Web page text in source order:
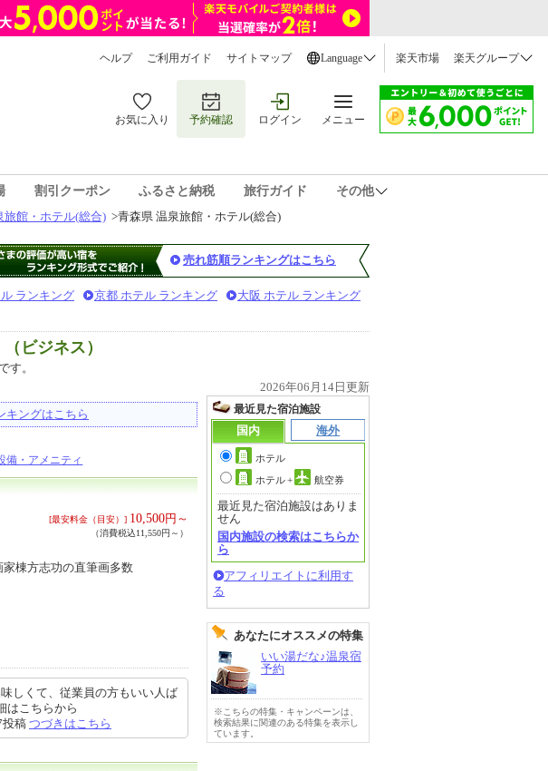
ヘルプ ご利用ガイド サイトマップ Language 楽天市場 楽天グループ
お気に入り 予約確認 ログイン メニュー
割引クーポン ふるさと納税 旅行ガイド
その他
旅館・ホテル(総合) >青森県 温泉旅館・ホテル(総合)
売れ筋順ランキングはこちら
ランキング 京都 ホテル ランキング 大阪 ホテル ランキング
ビジネス）
す。
2026年06月14日更新
キングはこちら
備・アメニティ
[最安料金（目安）] 10,500円～
（消費税込11,550円～）
棟方志功の直筆画多数
しくて、従業員の方もいい人ば
はこちらから
稿 つづきはこちら
最近見た宿泊施設
国内
海外
ホテル
ホテル+ 航空券
最近見た宿泊施設はありま
せん
国内施設の検索はこちらか
ら
アフィリエイトに利用す
る
あなたにオススメの特集
いい湯だな♪温泉宿
予約
※こちらの特集・キャンペーンは、
検索結果に関連のある特集を表示し
ています。